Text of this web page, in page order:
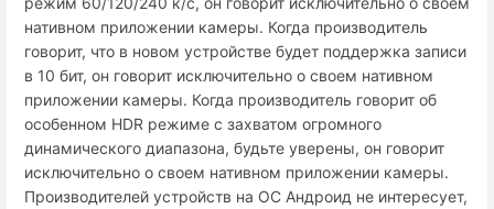
нативном приложении камеры. Когда производитель
говорит, что в новом устройстве будет поддержка записи
в 10 бит, он говорит исключительно о своем нативном
приложении камеры. Когда производитель говорит об
особенном HDR режиме с захватом огромного
динамического диапазона, будьте уверены, он говорит
исключительно о своем нативном приложении камеры.
Производителей устройств на ОС Андроид не интересует,